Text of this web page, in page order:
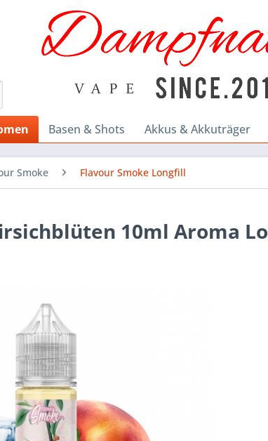
Basen & Shots Akkus & Akkuträger
Smoke Flavour Smoke Longfill
10ml Aroma